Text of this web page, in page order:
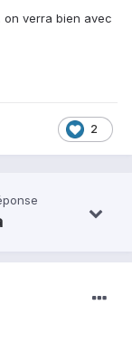
on verra bien avec
2